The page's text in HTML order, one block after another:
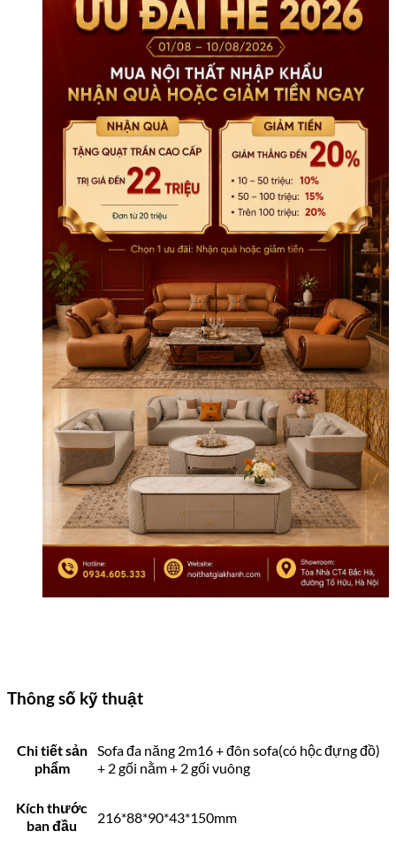
Thông số kỹ thuật
Chi tiết sản
phẩm
Sofa đa năng 2m16 + đôn sofa(có hộc đựng đồ)
+ 2 gối nằm + 2 gối vuông
Kích thước
ban đầu
216*88*90*43*150mm